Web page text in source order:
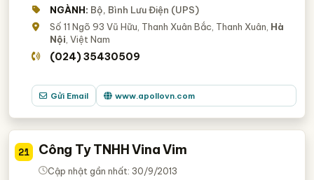
NGÀNH: Bộ, Bình Lưu Điện (UPS)
Số 11 Ngõ 93 Vũ Hữu, Thanh Xuân Bắc, Thanh Xuân, Hà
Nội, Việt Nam
(024) 35430509
Gửi Email www.apollovn.com
21 Công Ty TNHH Vina Vim
Cập nhật gần nhất: 30/9/2013